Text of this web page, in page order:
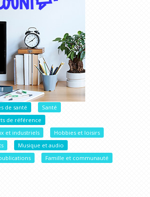
de santé
Santé
de référence
et industriels
Hobbies et loisirs
Musique et audio
Famille et communauté